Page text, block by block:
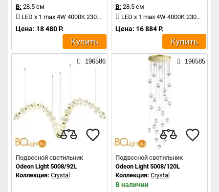
В: 28.5 см
LED x 1 max 4W 4000K 230Lm
Цена: 18 480 Р.
Купить
В: 28.5 см
LED x 1 max 4W 4000K 230Lm
Цена: 16 884 Р.
Купить
196586
Подвесной светильник
Odeon Light 5008/92L
Коллекция: Crystal
196585
Подвесной светильник
Odeon Light 5008/120L
Коллекция: Crystal
В наличии